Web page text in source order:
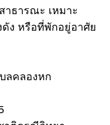
าธารณะ เหมาะ
ง หรือที่พักอยู่อาศัย
ลคลองหก